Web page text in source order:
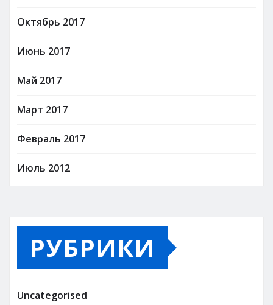
Октябрь 2017
Июнь 2017
Май 2017
Март 2017
Февраль 2017
Июль 2012
РУБРИКИ
Uncategorised